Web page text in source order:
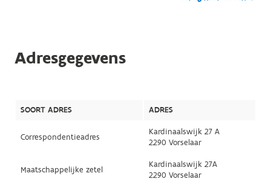
Adresgegevens
SOORT ADRES ADRES
Correspondentieadres
Kardinaalswijk 27 A
2290 Vorselaar
Maatschappelijke zetel
Kardinaalswijk 27A
2290 Vorselaar